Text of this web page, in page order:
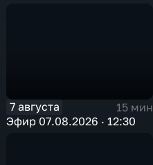
7 августа
15 мин
Эфир 07.08.2026 · 12:30